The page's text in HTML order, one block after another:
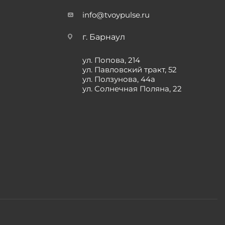
info@tvoypulse.ru
г. Барнаул
ул. Попова, 214
ул. Павловский тракт, 52
ул. Ползунова, 44а
ул. Солнечная Поляна, 22